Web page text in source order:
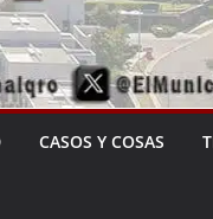
CASOS Y COSAS